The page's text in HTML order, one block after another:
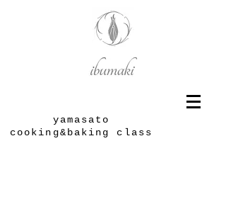
yamasato
cooking&baking class